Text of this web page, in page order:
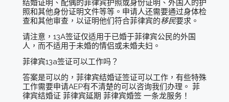
结婚证明、配偶的菲律宾护照或身份证明、外国人的护
照和其他身份证明文件等等。申请人还需要通过身体检
查和其他审查，以证明他们符合菲律宾的移民要求。
请注意，13A签证仅适用于已婚于菲律宾公民的外国
人，而不适用于未婚的情侣或未婚夫妇。
菲律宾13a签证可以工作吗？
答案是可以的，菲律宾结婚证签证可以工作，有些特殊
工作需要申请AEP有不清楚的可以咨询我们办理。 菲
律宾结婚证 菲律宾延期 菲律宾婚签 一条龙服务！